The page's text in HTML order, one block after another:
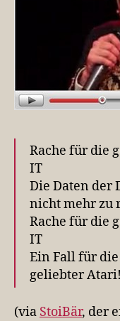
Rache für die
IT
Die Daten der
nicht mehr zu
Rache für die
IT
Ein Fall für
geliebter Atari!
(via StoiBär, der